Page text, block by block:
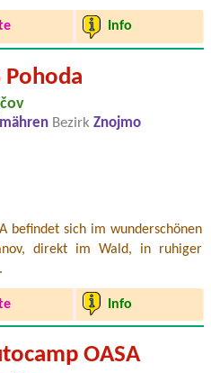
Info
Pohoda
Bezirk Znojmo
befindet sich im wunderschönen
direkt im Wald, in ruhiger
Info
OASA